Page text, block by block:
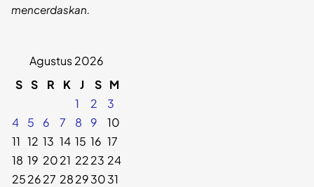
mencerdaskan.
Agustus 2026
S S R K J S M
1
2
3
4
5 6 7 8 9
10
11 12 13 14 15 16 17
18 19 2021 2223 24
252627 28293031